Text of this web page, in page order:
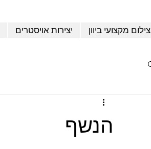
יצירות אויסטרים צילום מקצועי ביוון
הנשף